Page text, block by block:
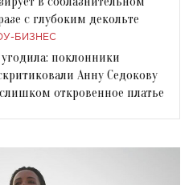
с глубоким декольте
БИЗНЕС
поклонники
Анну Седокову
откровенное платье